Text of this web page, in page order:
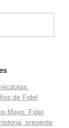
de Fidel
Mayo: Fidel
presente